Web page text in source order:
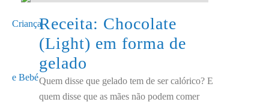
Receita: Chocolate
(Light) em forma de
gelado
Quem disse que gelado tem de ser calórico? E
quem disse que as mães não podem comer